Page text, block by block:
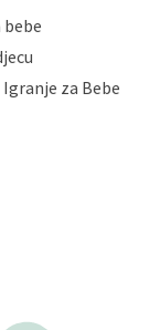
Napominjemo
djelomice,
osobnih
poštom na
bebe
za Bebe